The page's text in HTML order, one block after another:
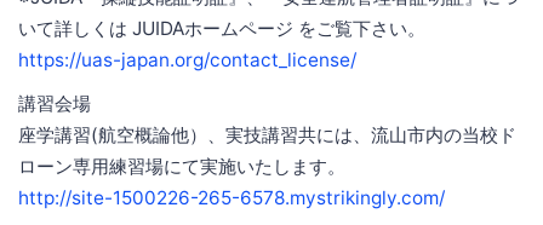
いて詳しくは JUIDAホームページ をご覧下さい。
https://uas-japan.org/contact_license/
講習会場
座学講習(航空概論他）、実技講習共には、流山市内の当校ド
ローン専用練習場にて実施いたします。
http://site-1500226-265-6578.mystrikingly.com/